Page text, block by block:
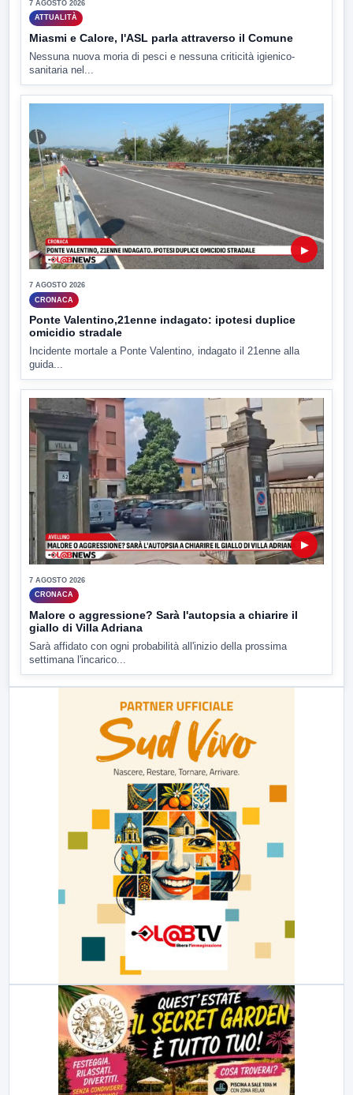
7 AGOSTO 2026
ATTUALITÀ
Miasmi e Calore, l'ASL parla attraverso il Comune
Nessuna nuova moria di pesci e nessuna criticità igienico-
sanitaria nel...
▶
7 AGOSTO 2026
CRONACA
Ponte Valentino,21enne indagato: ipotesi duplice
omicidio stradale
Incidente mortale a Ponte Valentino, indagato il 21enne alla
guida...
▶
7 AGOSTO 2026
CRONACA
Malore o aggressione? Sarà l'autopsia a chiarire il
giallo di Villa Adriana
Sarà affidato con ogni probabilità all'inizio della prossima
settimana l'incarico...